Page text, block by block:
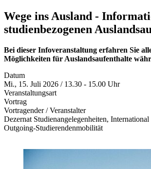
Wege ins Ausland -
studienbezogenen
Bei dieser Infoveranstaltung erfahren Sie
Möglichkeiten für Auslandsaufenthalte
Datum
Mi., 15. Juli 2026 / 13.30 - 15.00 Uhr
Veranstaltungsart
Vortrag
Vortragender / Veranstalter
Dezernat Studienangelegenheiten, International
Outgoing-Studierendenmobilität